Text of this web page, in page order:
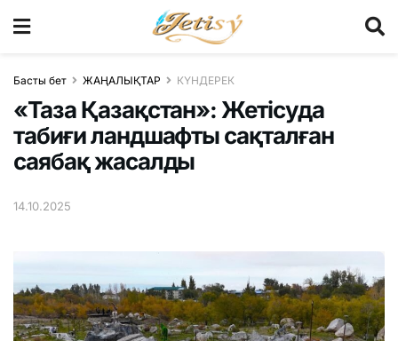
Басты бет ЖАҢАЛЫҚТАР КҮНДЕРЕК
«Таза Қазақстан»: Жетісуда
табиғи ландшафты сақталған
саябақ жасалды
14.10.2025